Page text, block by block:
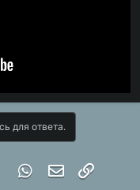
для ответа.
Tumblr WhatsAppЭлектронная